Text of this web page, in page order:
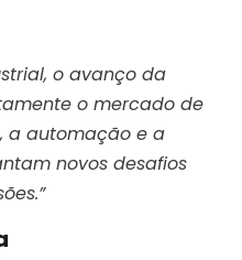
o avanço da
o mercado de
a automação e a
novos desafios